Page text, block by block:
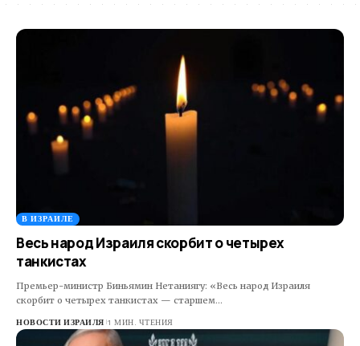
В ИЗРАИЛЕ
Весь народ Израиля скорбит о четырех
танкистах
Премьер-министр Биньямин Нетаниягу: «Весь народ Израиля
скорбит о четырех танкистах — старшем…
НОВОСТИ ИЗРАИЛЯ 1 МИН. ЧТЕНИЯ